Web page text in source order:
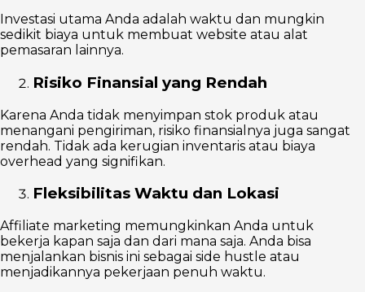
Investasi utama Anda adalah waktu dan mungkin
sedikit biaya untuk membuat website atau alat
pemasaran lainnya.
Risiko Finansial yang Rendah
Karena Anda tidak menyimpan stok produk atau
menangani pengiriman, risiko finansialnya juga sangat
rendah. Tidak ada kerugian inventaris atau biaya
overhead yang signifikan.
Fleksibilitas Waktu dan Lokasi
Affiliate marketing memungkinkan Anda untuk
bekerja kapan saja dan dari mana saja. Anda bisa
menjalankan bisnis ini sebagai side hustle atau
menjadikannya pekerjaan penuh waktu.